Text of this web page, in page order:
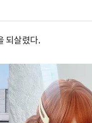
되살렸다.